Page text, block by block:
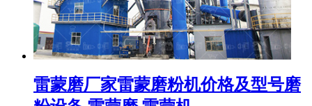
雷蒙磨厂家雷蒙磨粉机价格及型号磨